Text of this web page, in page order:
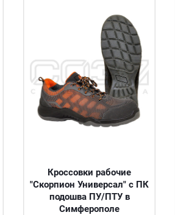
Кроссовки рабочие
"Скорпион Универсал" с ПК
подошва ПУ/ПТУ в
Симферополе